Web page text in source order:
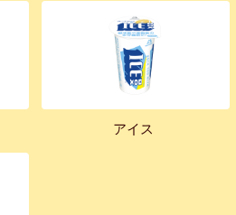
アイス